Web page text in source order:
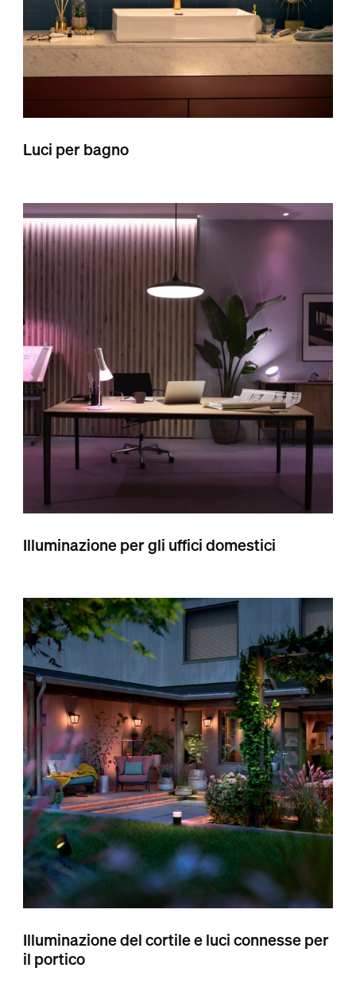
Luci per bagno
Illuminazione per gli uffici domestici
Illuminazione del cortile e luci connesse per
il portico